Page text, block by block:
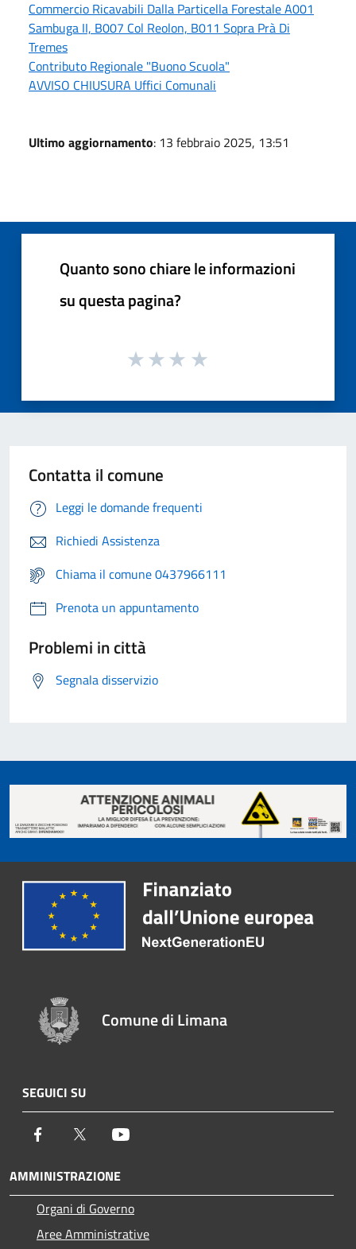
Commercio Ricavabili Dalla Particella Forestale A001
Sambuga II, B007 Col Reolon, B011 Sopra Prà Di
Tremes
Contributo Regionale "Buono Scuola"
AVVISO CHIUSURA Uffici Comunali
Ultimo aggiornamento: 13 febbraio 2025, 13:51
Quanto sono chiare le informazioni
su questa pagina?
Contatta il comune
Leggi le domande frequenti
Richiedi Assistenza
Chiama il comune 0437966111
Prenota un appuntamento
Problemi in città
Segnala disservizio
Comune di Limana
SEGUICI SU
Facebook Twitter
AMMINISTRAZIONE
Organi di Governo
Aree Amministrative